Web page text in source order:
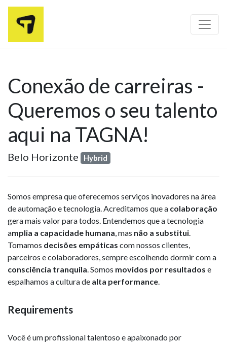
Conexão de carreiras -
Queremos o seu talento
aqui na TAGNA!
Belo Horizonte Hybrid
Somos empresa que oferecemos serviços inovadores na área
de automação e tecnologia. Acreditamos que a colaboração
gera mais valor para todos. Entendemos que a tecnologia
amplia a capacidade humana, mas não a substitui.
Tomamos decisões empáticas com nossos clientes,
parceiros e colaboradores, sempre escolhendo dormir com a
consciência tranquila. Somos movidos por resultados e
espalhamos a cultura de alta performance.
Requirements
Você é um profissional talentoso e apaixonado por